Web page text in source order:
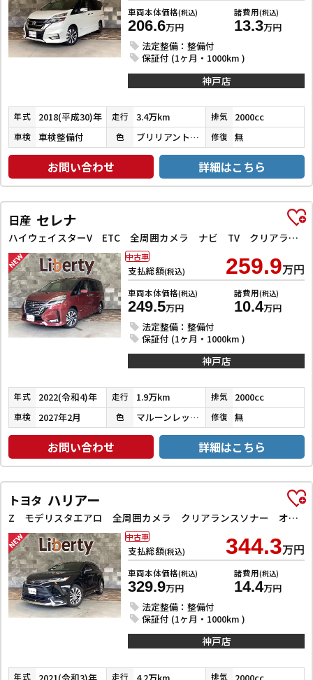
車両本体価格(税込)
206.6万円
諸費用(税込)
13.3万円
法定整備：整備付
保証付 (1ヶ月・1000km )
神戸店
年式 2018(平成30)年 走行 3.4万km 排気 2000cc
車検 車検整備付 色 ブリリアントホワイトパール３コートパール 修復 無
お問い合わせ 詳細はこちら
日産 セレナ
ハイウェイスターV ETC 全周囲カメラ ナビ TV クリアランスソナー オートクルーズコントロール 衝突被害軽減システム 両側電動スライドドア オートライト LEDヘッドランプ スマートキー
支払総額(税込) 259.9万円
車両本体価格(税込)
249.5万円
諸費用(税込)
10.4万円
法定整備：整備付
保証付 (1ヶ月・1000km )
中古車
神戸店
年式 2022(令和4)年 走行 1.9万km 排気 2000cc
車検 2027年2月 色 マルーンレッドマルチフレックスパールメタリック 修復 無
お問い合わせ 詳細はこちら
トヨタ ハリアー
Z モデリスタエアロ 全周囲カメラ クリアランスソナー オートクルーズコントロール レーンアシスト パワーシート 衝突被害軽減システム ナビ TV オートマチックハイビーム オートライト LEDヘッドラン
支払総額(税込) 344.3万円
車両本体価格(税込)
329.9万円
諸費用(税込)
14.4万円
法定整備：整備付
保証付 (1ヶ月・1000km )
中古車
神戸店
年式 2021(令和3)年 走行 4.2万km 排気 2000cc